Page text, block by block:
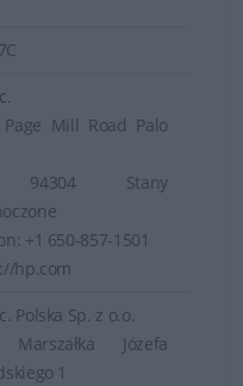
Page Mill Road Palo
94304 Stany
+1 650-857-1501
hp.com
Polska Sp. z o.o.
Marszałka Józefa
1